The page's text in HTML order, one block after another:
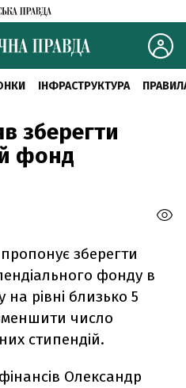
ІНФРАСТРУКТУРА
зберегти
фонд
пропонує зберегти
фонду в
рівні близько 5
число
стипендій.
Олександр